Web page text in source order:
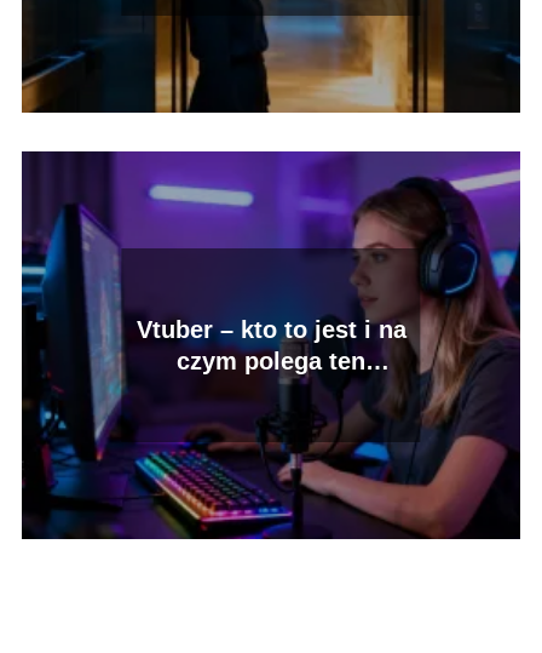
Vtuber – kto to jest i na
czym polega ten
fenomen?